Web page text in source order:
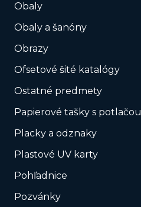
Obaly
Obaly a šanóny
Obrazy
Ofsetové šité katalógy
Ostatné predmety
Papierové tašky s potlačou
Placky a odznaky
Plastové UV karty
Pohľadnice
Pozvánky